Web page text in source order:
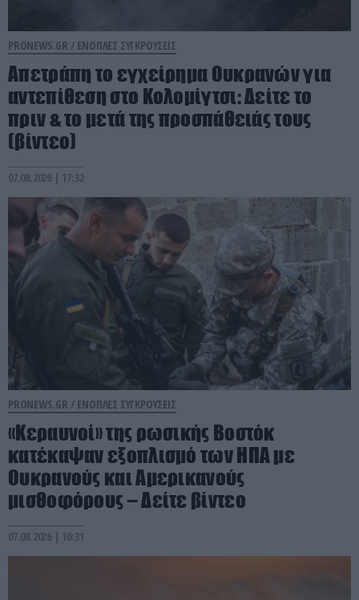
PRONEWS.GR / ΕΝΟΠΛΕΣ ΣΥΓΚΡΟΥΣΕΙΣ
Απετράπη το εγχείρημα Ουκρανών για
αντεπίθεση στο Κολομίγτσι: Δείτε το
πριν & το μετά της προσπάθειάς τους
(βίντεο)
07.08.2026 | 17:32
PRONEWS.GR / ΕΝΟΠΛΕΣ ΣΥΓΚΡΟΥΣΕΙΣ
«Κεραυνοί» της ρωσικής Βοστόκ
κατέκαψαν εξοπλισμό των ΗΠΑ με
Ουκρανούς και Αμερικανούς
μισθοφόρους – Δείτε βίντεο
07.08.2026 | 16:31